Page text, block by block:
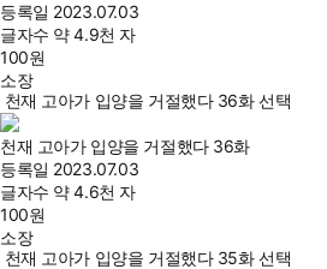
등록일 2023.07.03
글자수 약 4.9천 자
100원
소장
천재 고아가 입양을 거절했다 36화 선택
천재 고아가 입양을 거절했다 36화
등록일 2023.07.03
글자수 약 4.6천 자
100원
소장
천재 고아가 입양을 거절했다 35화 선택